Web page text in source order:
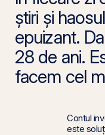
știri și
epuizant.
28 de ani.
facem cel
Contul
este